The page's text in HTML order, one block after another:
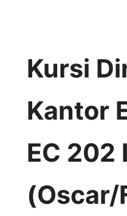
Kursi
Kantor
EC 202
(Oscar/